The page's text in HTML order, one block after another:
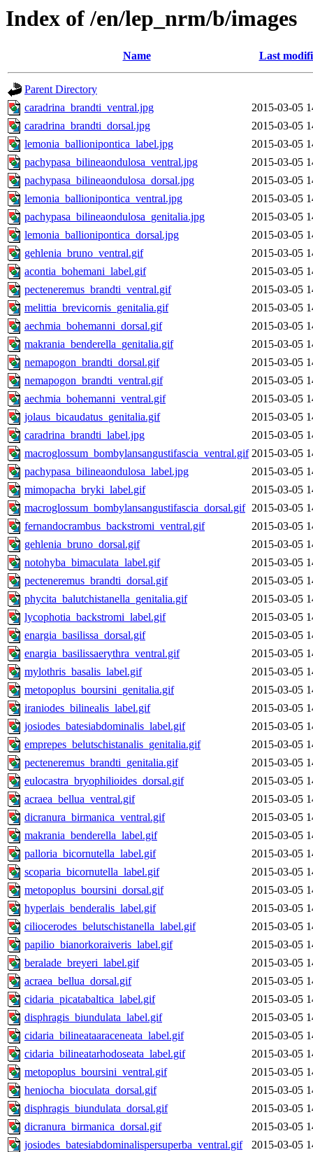
Index of /en/lep_nrm/b/images
Name Last
Parent Directory
caradrina_brandti_ventral.jpg
2015-03-05
caradrina_brandti_dorsal.jpg
2015-03-05
lemonia_ballionipontica_label.jpg
2015-03-05
pachypasa_bilineaondulosa_ventral.jpg
2015-03-05
pachypasa_bilineaondulosa_dorsal.jpg
2015-03-05
lemonia_ballionipontica_ventral.jpg
2015-03-05
pachypasa_bilineaondulosa_genitalia.jpg
2015-03-05
lemonia_ballionipontica_dorsal.jpg
2015-03-05
gehlenia_bruno_ventral.gif
2015-03-05
acontia_bohemani_label.gif
2015-03-05
pecteneremus_brandti_ventral.gif
2015-03-05
melittia_brevicornis_genitalia.gif
2015-03-05
aechmia_bohemanni_dorsal.gif
2015-03-05
makrania_benderella_genitalia.gif
2015-03-05
nemapogon_brandti_dorsal.gif
2015-03-05
nemapogon_brandti_ventral.gif
2015-03-05
aechmia_bohemanni_ventral.gif
2015-03-05
jolaus_bicaudatus_genitalia.gif
2015-03-05
caradrina_brandti_label.jpg
2015-03-05
macroglossum_bombylansangustifascia_ventral.gif 2015-03-05
pachypasa_bilineaondulosa_label.jpg
2015-03-05
mimopacha_bryki_label.gif
2015-03-05
macroglossum_bombylansangustifascia_dorsal.gif 2015-03-05
fernandocrambus_backstromi_ventral.gif
2015-03-05
gehlenia_bruno_dorsal.gif
2015-03-05
notohyba_bimaculata_label.gif
2015-03-05
pecteneremus_brandti_dorsal.gif
2015-03-05
phycita_balutchistanella_genitalia.gif
2015-03-05
lycophotia_backstromi_label.gif
2015-03-05
enargia_basilissa_dorsal.gif
2015-03-05
enargia_basilissaerythra_ventral.gif
2015-03-05
mylothris_basalis_label.gif
2015-03-05
metopoplus_boursini_genitalia.gif
2015-03-05
iraniodes_bilinealis_label.gif
2015-03-05
josiodes_batesiabdominalis_label.gif
2015-03-05
emprepes_belutschistanalis_genitalia.gif
2015-03-05
pecteneremus_brandti_genitalia.gif
2015-03-05
eulocastra_bryophilioides_dorsal.gif
2015-03-05
acraea_bellua_ventral.gif
2015-03-05
dicranura_birmanica_ventral.gif
2015-03-05
makrania_benderella_label.gif
2015-03-05
palloria_bicornutella_label.gif
2015-03-05
scoparia_bicornutella_label.gif
2015-03-05
metopoplus_boursini_dorsal.gif
2015-03-05
hyperlais_benderalis_label.gif
2015-03-05
ciliocerodes_belutschistanella_label.gif
2015-03-05
papilio_bianorkoraiveris_label.gif
2015-03-05
beralade_breyeri_label.gif
2015-03-05
acraea_bellua_dorsal.gif
2015-03-05
cidaria_picatabaltica_label.gif
2015-03-05
disphragis_biundulata_label.gif
2015-03-05
cidaria_bilineataaraceneata_label.gif
2015-03-05
cidaria_bilineatarhodoseata_label.gif
2015-03-05
metopoplus_boursini_ventral.gif
2015-03-05
heniocha_bioculata_dorsal.gif
2015-03-05
disphragis_biundulata_dorsal.gif
2015-03-05
dicranura_birmanica_dorsal.gif
2015-03-05
josiodes_batesiabdominalispersuperba_ventral.gif
2015-03-05